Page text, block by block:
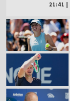
21:41 |